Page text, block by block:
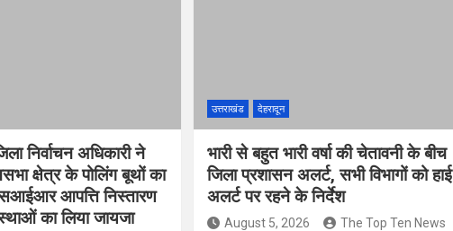
निर्वाचन अधिकारी ने
क्षेत्र के पोलिंग बूथों का
आपत्ति निस्तारण
का लिया जायजा
उत्तराखंड देहरादून
भारी से बहुत भारी वर्षा की चेतावनी के बीच
जिला प्रशासन अलर्ट, सभी विभागों को हाई
अलर्ट पर रहने के निर्देश
August 5, 2026 The Top Ten News